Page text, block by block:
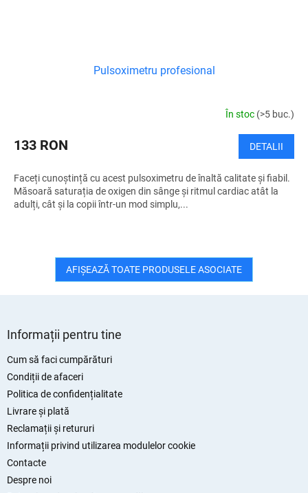
Pulsoximetru profesional
În stoc (>5 buc.)
133 RON DETALII
Faceți cunoștință cu acest pulsoximetru de înaltă calitate și fiabil.
Măsoară saturația de oxigen din sânge și ritmul cardiac atât la
adulți, cât și la copii într-un mod simplu,...
AFIŞEAZĂ TOATE PRODUSELE ASOCIATE
Informații pentru tine
Cum să faci cumpărături
Condiții de afaceri
Politica de confidențialitate
Livrare și plată
Reclamații și retururi
Informații privind utilizarea modulelor cookie
Contacte
Despre noi